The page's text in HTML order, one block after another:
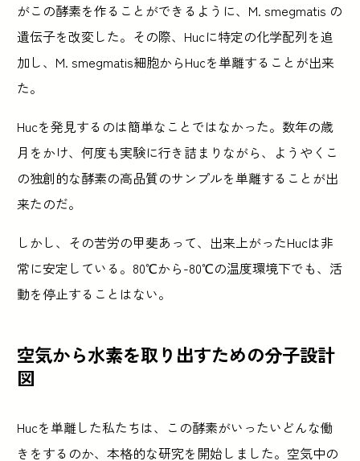
がこの酵素を作ることができるように、M. smegmatis の
遺伝子を改変した。その際、Hucに特定の化学配列を追
加し、M. smegmatis細胞からHucを単離することが出来
た。
Hucを発見するのは簡単なことではなかった。数年の歳
月をかけ、何度も実験に行き詰まりながら、ようやくこ
の独創的な酵素の高品質のサンプルを単離することが出
来たのだ。
しかし、その苦労の甲斐あって、出来上がったHucは非
常に安定している。80℃から-80℃の温度環境下でも、活
動を停止することはない。
空気から水素を取り出すための分子設計
図
Hucを単離した私たちは、この酵素がいったいどんな働
きをするのか、本格的な研究を開始しました。空気中の